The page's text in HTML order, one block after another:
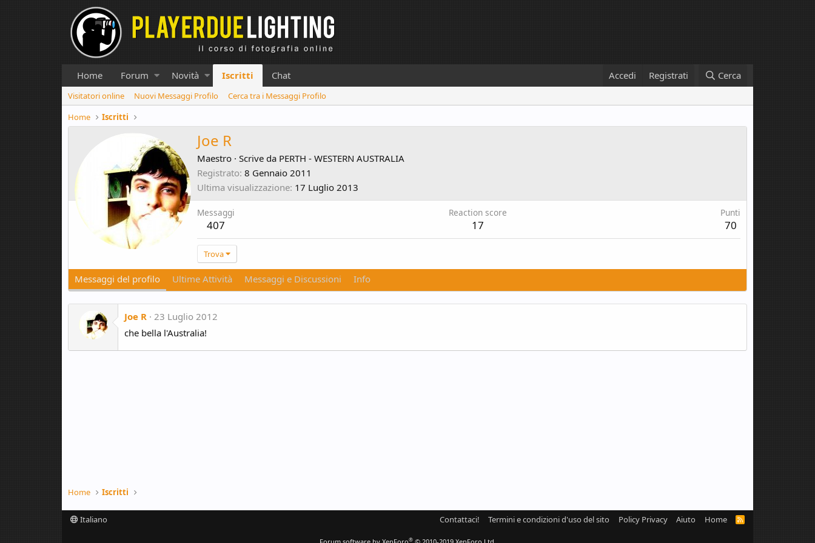
Home Forum Novità Iscritti Chat Accedi Registrati Cerca
Visitatori online Nuovi Messaggi Profilo
Cerca tra i Messaggi Profilo
Home
Iscritti
Joe R
Maestro · Scrive da PERTH - WESTERN AUSTRALIA
Registrato 8 Gennaio 2011
Ultima visualizzazione 17 Luglio 2013
Messaggi
407
Reaction score
17
Punti
70
Trova
Messaggi del profilo Ultime Attività Messaggi e Discussioni Info
Joe R 23 Luglio 2012
che bella l'Australia!
Home Iscritti
Italiano Contattaci! Termini e condizioni d'uso del sito Policy Privacy Aiuto Home
R
®